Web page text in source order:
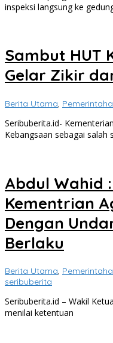
inspeksi langsung ke
Sambut HUT
Gelar Zikir
Berita Utama,
Seribuberita.id-
Kebangsaan sebagai salah
Abdul Wahid
Kementrian
Dengan
Berlaku
Berita Utama,
seribuberita
Seribuberita.id – Wakil
menilai ketentuan